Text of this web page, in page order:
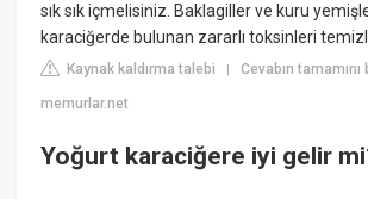
sık sık içmelisiniz. Baklagiller ve kuru
karaciğerde bulunan zararlı toksinleri
Kaynak kaldırma talebi |Cevabın
memurlar.net
Yoğurt karaciğere iyi gelir